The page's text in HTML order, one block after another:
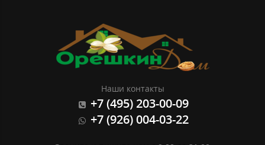
Наши контакты
+7 (495) 203-00-09
+7 (926) 004-03-22